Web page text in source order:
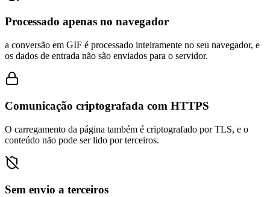
Processado apenas no navegador
a conversão em GIF é processado inteiramente no seu navegador, e
os dados de entrada não são enviados para o servidor.
Comunicação criptografada com HTTPS
O carregamento da página também é criptografado por TLS, e o
conteúdo não pode ser lido por terceiros.
Sem envio a terceiros